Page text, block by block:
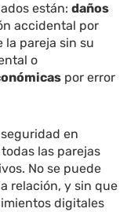
están:daños
accidental por
la pareja sin su
o
por error
en
las parejas
No se puede
relación, y sin que
digitales